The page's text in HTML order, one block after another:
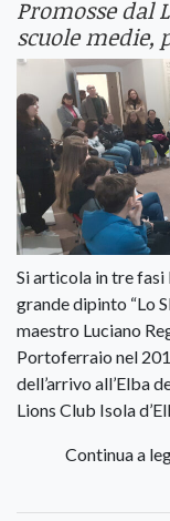
Promosse dal
scuole medie,
Si articola in tre fasi
grande dipinto “Lo
maestro Luciano
Portoferraio nel
dell’arrivo all’Elba
Lions Club Isola
Continua a